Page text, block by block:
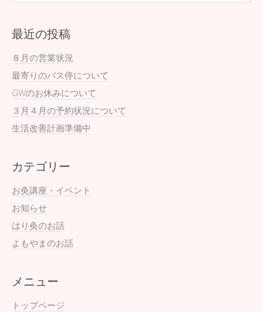
o
o
k
最近の投稿
８月の営業状況
最寄りのバス停について
GWのお休みについて
３月４月の予約状況について
生活改善計画準備中
カテゴリー
お灸講座・イベント
お知らせ
はり灸のお話
よもやまのお話
メニュー
トップページ